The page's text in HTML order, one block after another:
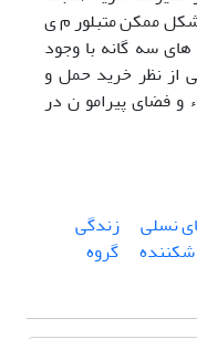
ممکن متبلور م ی
سه گانه با وجود
از نظر خرید حمل و
و فضای پیرامو ن در
نسلی
زندگی
گروه